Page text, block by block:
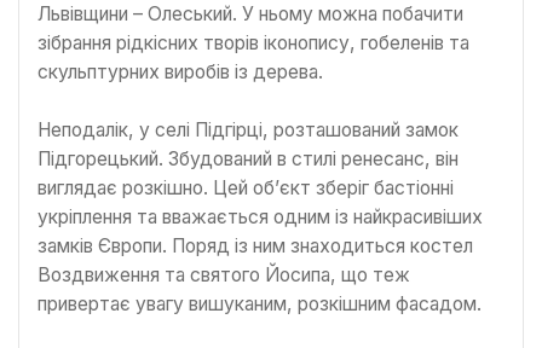
Львівщини – Олеський. У ньому можна побачити
зібрання рідкісних творів іконопису, гобеленів та
скульптурних виробів із дерева.
Неподалік, у селі Підгірці, розташований замок
Підгорецький. Збудований в стилі ренесанс, він
виглядає розкішно. Цей об’єкт зберіг бастіонні
укріплення та вважається одним із найкрасивіших
замків Європи. Поряд із ним знаходиться костел
Воздвиження та святого Йосипа, що теж
привертає увагу вишуканим, розкішним фасадом.